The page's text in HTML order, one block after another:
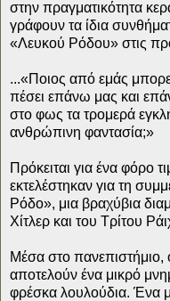
στην πραγματικότητα
γράφουν τα ίδια
«Λευκού Ρόδου» στις
...«Ποιος από εμάς
πέσει επάνω μας και
στο φως τα τρομερά
ανθρώπινη φαντασία;»
Πρόκειται για ένα φόρο
εκτελέστηκαν για τη
Ρόδο», μια βραχύβια
Χίτλερ και του Τρίτου
Μέσα στο πανεπιστήμιο,
αποτελούν ένα μικρό
φρέσκα λουλούδια. Ένα